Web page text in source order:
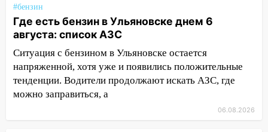
15:47
курьера: крупная авария в Ульяновске
15:15 Проводил до квартиры и ограбил:
новый кавалер женщины оказался
рецидивистом
14:26
В Ульяновске ограничат движение
#бензин
Где есть бензин в Ульяновске днем 6
августа: список АЗС
Ситуация с бензином в Ульяновске остается
напряженной, хотя уже и появились положительные
тенденции. Водители продолжают искать АЗС, где
можно заправиться, а
06.08.2026